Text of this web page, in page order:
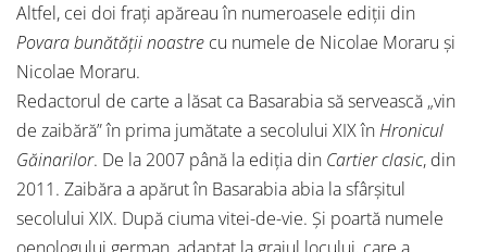
Altfel, cei doi frați apăreau în numeroasele ediții din
Povara bunătății noastre cu numele de Nicolae Moraru și
Nicolae Moraru.
Redactorul de carte a lăsat ca Basarabia să servească „vin
de zaibără” în prima jumătate a secolului XIX înHronicul
Găinarilor. De la 2007 până la ediția din Cartier clasic, din
2011. Zaibăra a apărut în Basarabia abia la sfârșitul
secolului XIX. După ciuma vitei-de-vie. Și poartă numele